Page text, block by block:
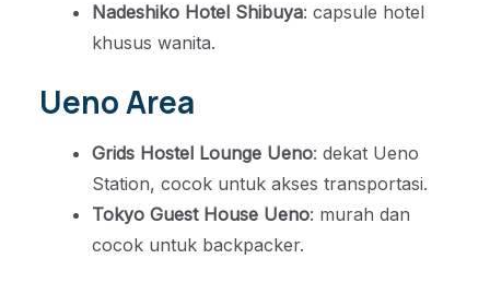
Nadeshiko Hotel Shibuya: capsule hotel
khusus wanita.
Ueno Area
Grids Hostel Lounge Ueno: dekat Ueno
Station, cocok untuk akses transportasi.
Tokyo Guest House Ueno: murah dan
cocok untuk backpacker.